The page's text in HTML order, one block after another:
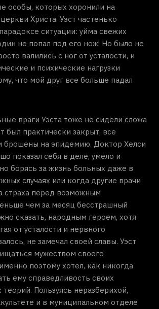
особы, которых хоронили на
Христа. Уэст частенько
ситуации: уйма свежих
не попал под его нож! Но было не
валились с ног от усталости, и
и психические нагрузки
что мой друг все больше падал
враги Уэста тоже не сидели сложа
был практически закрыт, все
брошены на эпидемию. Доктор Хелси
показал себя в деле, умело и
борясь за жизнь больных даже в
случаях или когда другие врачи
страха перед возможным
чем за месяц бесстрашный
сказать, народным героем, хотя
от усталости и нервного
не замечал своей славы. Уэст
мужеством своего
поэтому хотел, как никогда
ему справедливость своих
теорий. Пользуясь неразберихой,
и в муниципальном отделе